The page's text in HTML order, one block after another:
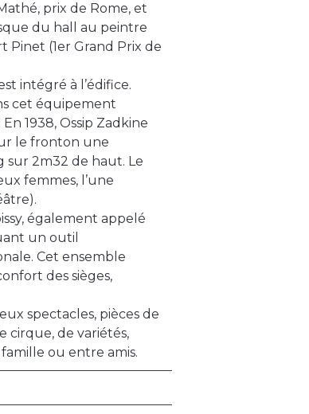
prix de Rome, et
du hall au peintre
Pinet (1er Grand Prix de
intégré à l’édifice.
cet équipement
1938, Ossip Zadkine
le fronton une
2m32 de haut. Le
femmes, l’une
également appelé
un outil
Cet ensemble
des sièges,
spectacles, pièces de
cirque, de variétés,
ou entre amis.